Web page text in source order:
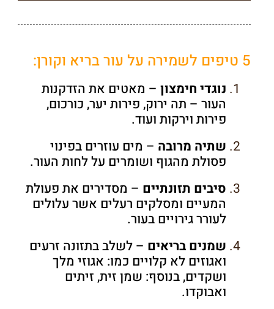
5 טיפים לשמירה על עור בריא וקורן:
נוגדי חימצון– מאטים את הזדקנות
העור – תה ירוק, פירות יער, כורכום,
פירות וירקות ועוד.
שתיה מרובה – מים עוזרים בפינוי
פסולת מהגוף ושומרים על לחות העור.
סיבים תזונתיים – מסדירים את פעולת
המעיים ומסלקים רעלים אשר עלולים
לעורר גירויים בעור.
שמנים בריאים – לשלב בתזונה זרעים
ואגוזים לא קלויים כמו: אגוזי מלך
ושקדים, בנוסף: שמן זית, זיתים
ואבוקדו.